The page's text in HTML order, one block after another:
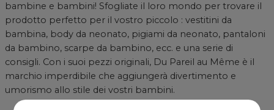
bambine e bambini! Sfogliate il loro mondo per trovare il
prodotto perfetto per il vostro piccolo : vestitini da
bambina, body da neonato, pigiami da neonato, pantaloni
da bambino, scarpe da bambino, ecc. e una serie di
consigli. Con i suoi pezzi originali, Du Pareil au Même è il
marchio imperdibile che aggiungerà divertimento e
umorismo allo stile dei vostri bambini.